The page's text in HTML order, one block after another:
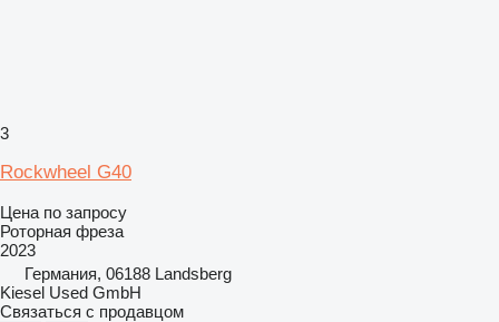
3
Rockwheel G40
Цена по запросу
Роторная фреза
2023
Германия, 06188 Landsberg
Kiesel Used GmbH
Связаться с продавцом